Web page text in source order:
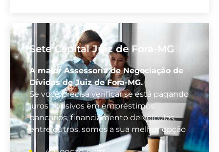
Sete Capital Juiz de Fora-MG
A maior Assessoria de Negociação de
Dívidas de Juiz de Fora-MG.
Se você precisa verificar se está pagando
juros abusivos em empréstimos
bancários, financiamento de veículos,
entre outros, somos a sua melhor opção